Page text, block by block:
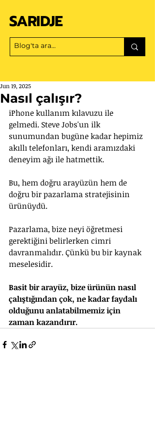
SARIDJE
Nasıl çalışır?
Jun 19, 2025
iPhone kullanım kılavuzu ile
gelmedi. Steve Jobs'un ilk
sunumundan bugüne kadar hepimiz
akıllı telefonları, kendi aramızdaki
deneyim ağı ile hatmettik.
Bu, hem doğru arayüzün hem de
doğru bir pazarlama stratejisinin
ürünüydü.
Pazarlama, bize neyi öğretmesi
gerektiğini belirlerken cimri
davranmalıdır. Çünkü bu bir kaynak
meselesidir.
Basit bir arayüz, bize ürünün nasıl
çalıştığından çok, ne kadar faydalı
olduğunu anlatabilmemiz için
zaman kazandırır.